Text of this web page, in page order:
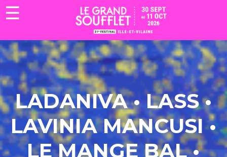
☰
LADANIVA • LASS •
LAVINIA MANCUSI•
LE MANGE BAL•